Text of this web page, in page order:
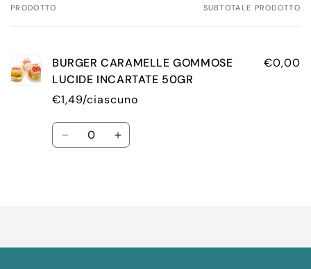
Il
PRODOTTO SUBTOTALE PRODOTTO
BURGER CARAMELLE GOMMOSE
LUCIDE INCARTATE 50GR
€1,49/ciascuno
€0,00
Quantità
DiminuisciAumenta